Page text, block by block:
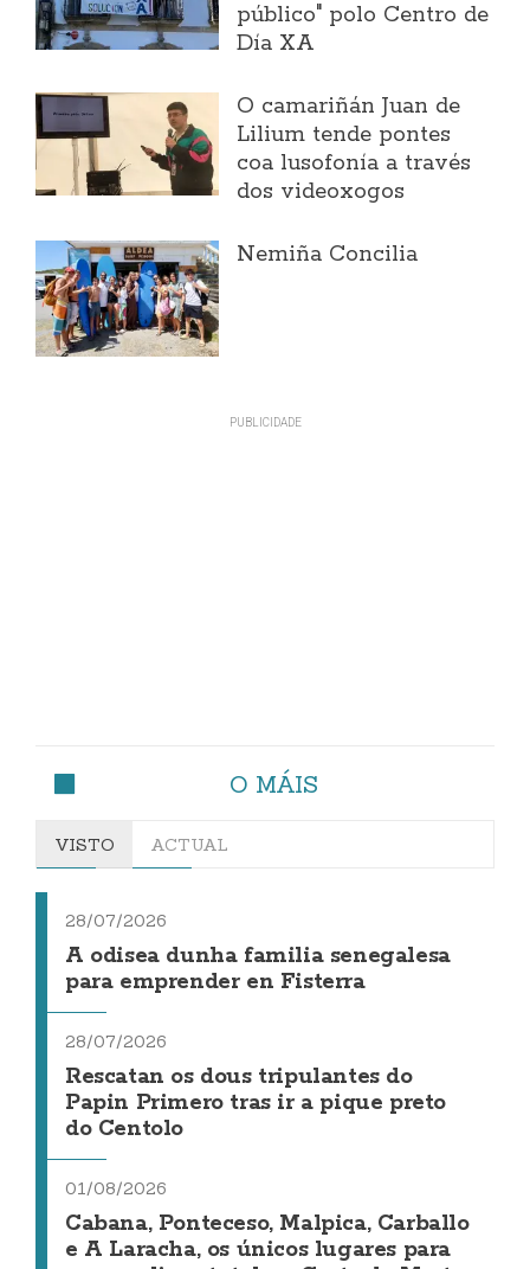
público" polo Centro de
Día XA
O camariñán Juan de
Lilium tende pontes
coa lusofonía a través
dos videoxogos
Nemiña Concilia
O MÁIS
VISTO ACTUAL
28/07/2026
A odisea dunha familia senegalesa
para emprender en Fisterra
28/07/2026
Rescatan os dous tripulantes do
Papin Primero tras ir a pique preto
do Centolo
01/08/2026
Cabana, Ponteceso, Malpica, Carballo
e A Laracha, os únicos lugares para